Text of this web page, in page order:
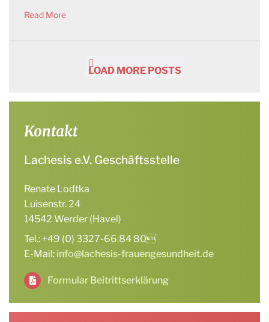
Read More
LOAD MORE POSTS
Kontakt
Lachesis e.V. Geschäftsstelle
Renate Lodtka
Luisenstr. 24
14542 Werder (Havel)
Tel.: +49 (0) 3327-66 84 80
E-Mail: info@lachesis-frauengesundheit.de
Formular Beitrittserklärung